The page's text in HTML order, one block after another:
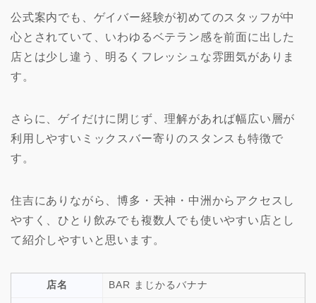
公式案内でも、ゲイバー経験が初めてのスタッフが中
心とされていて、いわゆるベテラン感を前面に出した
店とは少し違う、明るくフレッシュな雰囲気がありま
す。
さらに、ゲイだけに閉じず、理解があれば幅広い層が
利用しやすいミックスバー寄りのスタンスも特徴で
す。
住吉にありながら、博多・天神・中洲からアクセスし
やすく、ひとり飲みでも複数人でも使いやすい店とし
て紹介しやすいと思います。
店名 BAR まじかるバナナ